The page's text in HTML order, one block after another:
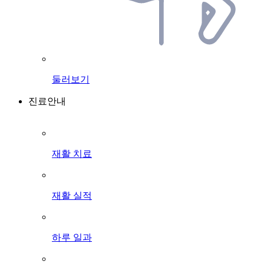
둘러보기
진료안내
재활 치료
재활 실적
하루 일과